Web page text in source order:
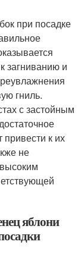
при посадке
загниванию и
гниль.
с застойным
к их
не
яблони